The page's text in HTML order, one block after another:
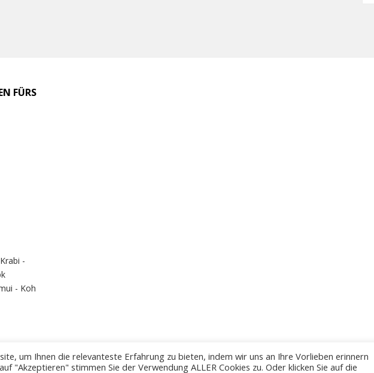
FÜRS
-
- Koh
um Ihnen die relevanteste Erfahrung zu bieten, indem wir uns an Ihre Vorlieben erinnern
"Akzeptieren" stimmen Sie der Verwendung ALLER Cookies zu. Oder klicken Sie auf die